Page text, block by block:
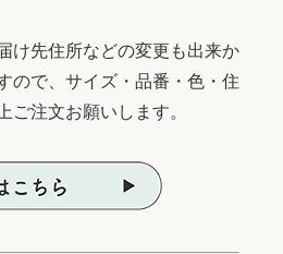
け先住所などの変更も出来か
ので、サイズ・品番・色・住
ご注文お願いします。